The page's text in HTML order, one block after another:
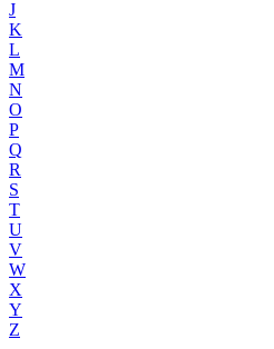
J
K
L
M
N
O
P
Q
R
S
T
U
V
W
X
Y
Z